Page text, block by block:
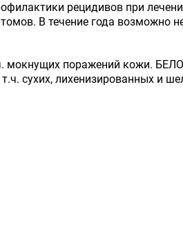
рецидивов при
В течение года возможно
мокнущих поражений кожи.
сухих, лихенизированных и